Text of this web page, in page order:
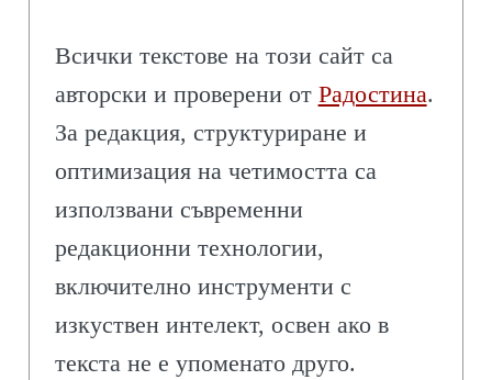
Всички текстове на този сайт са
авторски и проверени от Радостина.
За редакция, структуриране и
оптимизация на четимостта са
използвани съвременни
редакционни технологии,
включително инструменти с
изкуствен интелект, освен ако в
текста не е упоменато друго.